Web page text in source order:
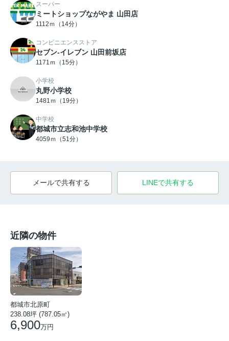
スーパー
ミートショップながやま 山田店
1112ｍ（14分）
コンビニエンスストア
セブン-イレブン 山田前坂店
1171ｍ（15分）
小学校
丸野小学校
1481ｍ（19分）
中学校
都城市立志和池中学校
4059ｍ（51分）
メールで共有する LINEで共有する
近隣の物件
都城市北原町
238.08坪 (787.05㎡)
6,900万円